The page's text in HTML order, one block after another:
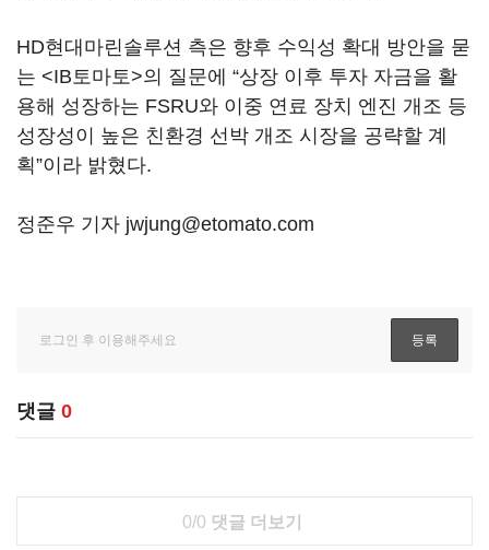
HD현대마린솔루션 측은 향후 수익성 확대 방안을 묻
는 <IB토마토>의 질문에 “상장 이후 투자 자금을 활
용해 성장하는 FSRU와 이중 연료 장치 엔진 개조 등
성장성이 높은 친환경 선박 개조 시장을 공략할 계
획”이라 밝혔다.
정준우 기자 jwjung@etomato.com
댓글 0
0/0 댓글 더보기